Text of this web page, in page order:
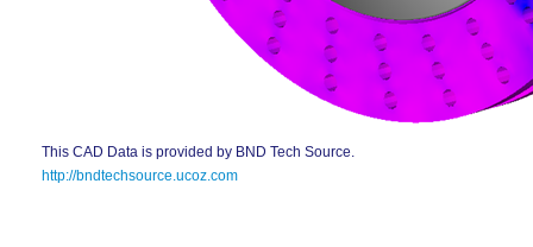
This CAD Data is provided by BND Tech Source.
http://bndtechsource.ucoz.com